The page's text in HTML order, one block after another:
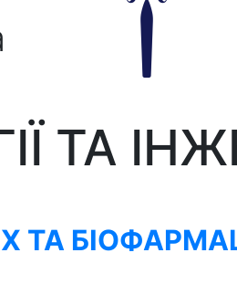
ТА
ТА